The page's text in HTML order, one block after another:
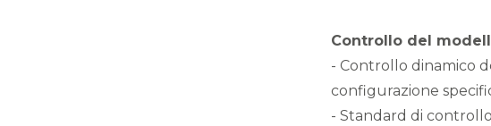
Controllo del
- Controllo dinamico
configurazione
- Standard di